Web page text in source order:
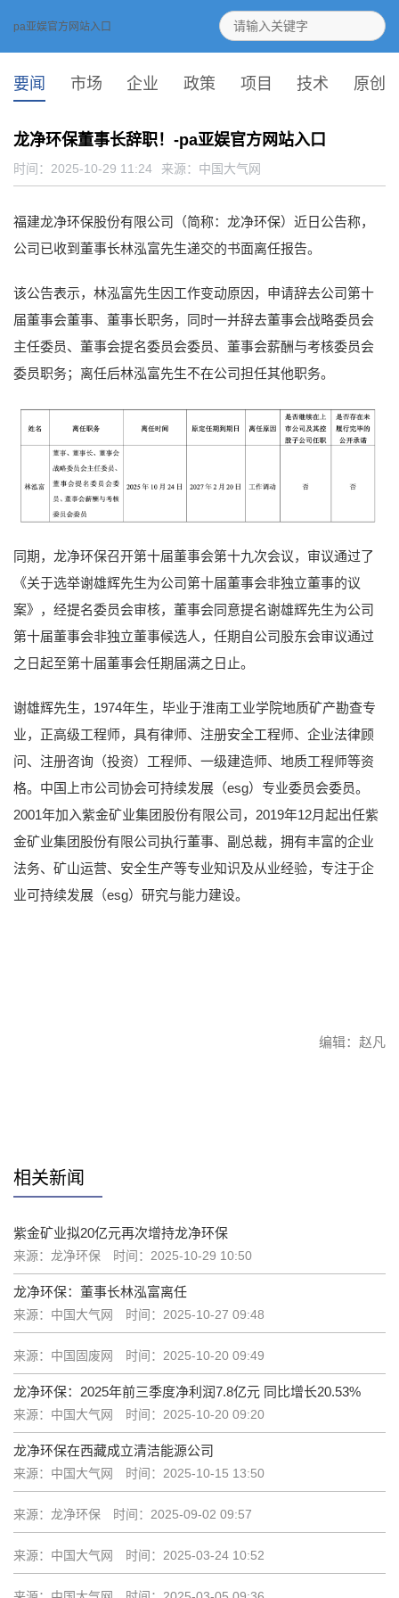
pa亚娱官方网站入口
要闻 市场 企业 政策 项目 技术 原创
龙净环保董事长辞职！-pa亚娱官方网站入口
时间：2025-10-29 11:24 来源： 中国大气网
福建龙净环保股份有限公司（简称：龙净环保）近日公告称，
公司已收到董事长林泓富先生递交的书面离任报告。
该公告表示，林泓富先生因工作变动原因，申请辞去公司第十
届董事会董事、董事长职务，同时一并辞去董事会战略委员会
主任委员、董事会提名委员会委员、董事会薪酬与考核委员会
委员职务；离任后林泓富先生不在公司担任其他职务。
同期，龙净环保召开第十届董事会第十九次会议，审议通过了
《关于选举谢雄辉先生为公司第十届董事会非独立董事的议
案》，经提名委员会审核，董事会同意提名谢雄辉先生为公司
第十届董事会非独立董事候选人，任期自公司股东会审议通过
之日起至第十届董事会任期届满之日止。
谢雄辉先生，1974年生，毕业于淮南工业学院地质矿产勘查专
业，正高级工程师，具有律师、注册安全工程师、企业法律顾
问、注册咨询（投资）工程师、一级建造师、地质工程师等资
格。中国上市公司协会可持续发展（esg）专业委员会委员。
2001年加入紫金矿业集团股份有限公司，2019年12月起出任紫
金矿业集团股份有限公司执行董事、副总裁，拥有丰富的企业
法务、矿山运营、安全生产等专业知识及从业经验，专注于企
业可持续发展（esg）研究与能力建设。
编辑：赵凡
相关新闻
紫金矿业拟20亿元再次增持龙净环保
来源：龙净环保 时间：2025-10-29 10:50
龙净环保：董事长林泓富离任
来源：中国大气网 时间：2025-10-27 09:48
来源：中国固废网 时间：2025-10-20 09:49
龙净环保：2025年前三季度净利润7.8亿元 同比增长20.53%
来源：中国大气网 时间：2025-10-20 09:20
龙净环保在西藏成立清洁能源公司
来源：中国大气网 时间：2025-10-15 13:50
来源：龙净环保 时间：2025-09-02 09:57
来源：中国大气网 时间：2025-03-24 10:52